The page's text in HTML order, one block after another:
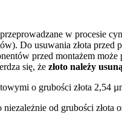
w procesie
Do usuwania złota
przed montażem
się, że złoto należy
o grubości złota 2,54
od grubości złota